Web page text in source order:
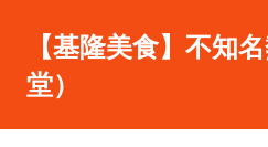
【基隆美食】不知
堂）